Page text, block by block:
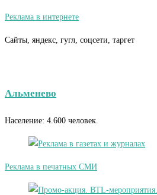
Реклама в интернете
Сайты, яндекс, гугл, соцсети, таргет
Альменево
Население: 4.600 человек.
Реклама в печатных СМИ